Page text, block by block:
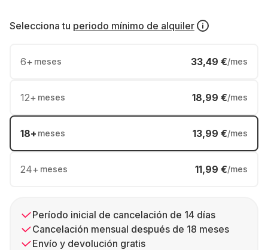
Selecciona tu periodo mínimo de alquiler
6+ meses 33,49 €/mes
12+ meses 18,99 €/mes
18+ meses 13,99 €/mes
24+ meses 11,99 €/mes
Período inicial de cancelación de 14 días
Cancelación mensual después de 18 meses
Envío y devolución gratis